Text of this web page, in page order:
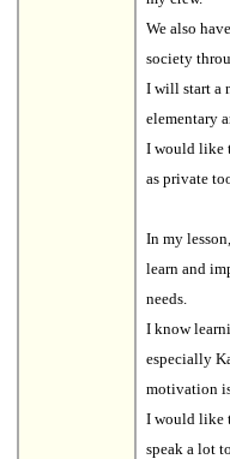
We also
society
I will start a
elementary
I would like
as private
In my
learn and
needs.
I know
especially
motivation
I would like
speak a lot